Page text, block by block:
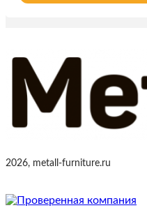
2026, metall-furniture.ru